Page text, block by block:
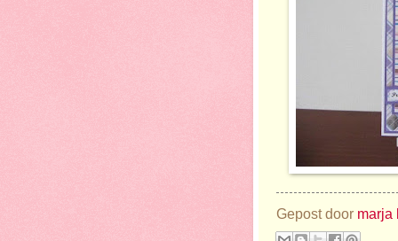
Gepost door marja